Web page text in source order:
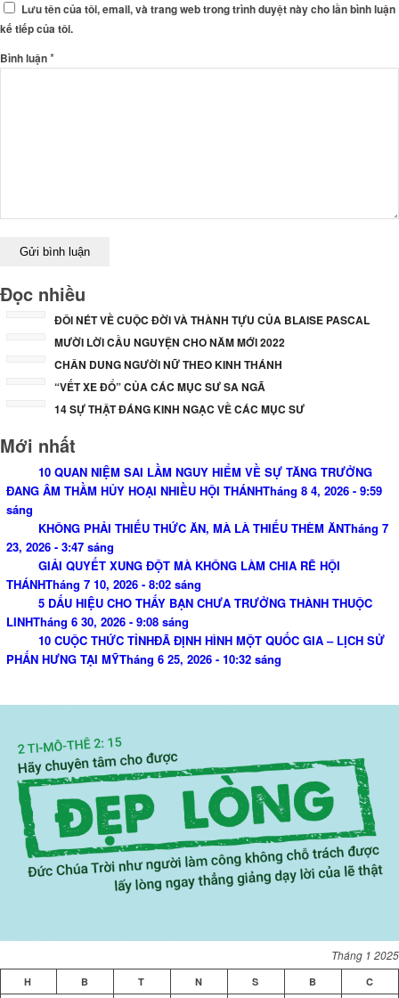
Lưu tên của tôi, email, và trang web trong trình duyệt này cho lần bình luận
kế tiếp của tôi.
Bình luận*
Đọc nhiều
ĐÔI NÉT VỀ CUỘC ĐỜI VÀ THÀNH TỰU CỦA BLAISE PASCAL
MƯỜI LỜI CẦU NGUYỆN CHO NĂM MỚI 2022
CHÂN DUNG NGƯỜI NỮ THEO KINH THÁNH
“VẾT XE ĐỔ” CỦA CÁC MỤC SƯ SA NGÃ
14 SỰ THẬT ĐÁNG KINH NGẠC VỀ CÁC MỤC SƯ
Mới nhất
10 QUAN NIỆM SAI LẦM NGUY HIỂM VỀ SỰ TĂNG TRƯỞNG
ĐANG ÂM THẦM HỦY HOẠI NHIỀU HỘI THÁNHTháng 8 4, 2026 - 9:59
sáng
KHÔNG PHẢI THIẾU THỨC ĂN, MÀ LÀ THIẾU THÈM ĂNTháng 7
23, 2026 - 3:47 sáng
GIẢI QUYẾT XUNG ĐỘT MÀ KHÔNG LÀM CHIA RẼ HỘI
THÁNHTháng 7 10, 2026 - 8:02 sáng
5 DẤU HIỆU CHO THẤY BẠN CHƯA TRƯỞNG THÀNH THUỘC
LINHTháng 6 30, 2026 - 9:08 sáng
10 CUỘC THỨC TỈNHĐÃ ĐỊNH HÌNH MỘT QUỐC GIA – LỊCH SỬ
PHẤN HƯNG TẠI MỸTháng 6 25, 2026 - 10:32 sáng
Tháng 1 2025
H B T N S B C